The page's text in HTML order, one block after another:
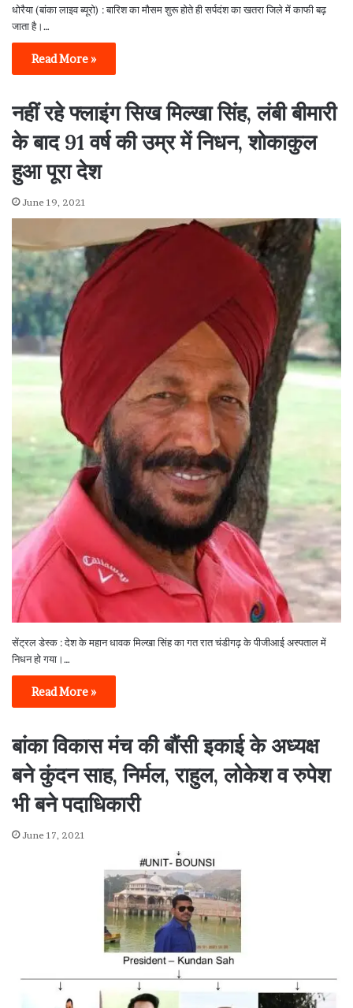
धोरैया (बांका लाइव ब्यूरो) : बारिश का मौसम शुरू होते ही सर्पदंश का खतरा जिले में काफी बढ़
जाता है।…
Read More »
नहीं रहे फ्लाइंग सिख मिल्खा सिंह, लंबी बीमारी
के बाद 91 वर्ष की उम्र में निधन, शोकाकुल
हुआ पूरा देश
June 19, 2021
सेंट्रल डेस्क : देश के महान धावक मिल्खा सिंह का गत रात चंडीगढ़ के पीजीआई अस्पताल में
निधन हो गया।…
Read More »
बांका विकास मंच की बौंसी इकाई के अध्यक्ष
बने कुंदन साह, निर्मल, राहुल, लोकेश व रुपेश
भी बने पदाधिकारी
June 17, 2021